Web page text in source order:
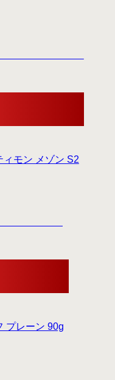
ィモン メゾン S2
プレーン 90g